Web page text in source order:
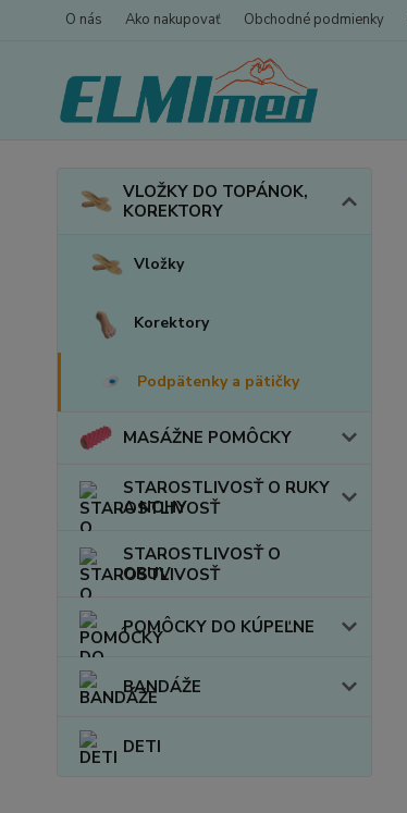
O nás Ako nakupovať Obchodné podmienky
VLOŽKY DO TOPÁNOK,
KOREKTORY
Vložky
Korektory
Podpätenky a pätičky
MASÁŽNE POMÔCKY
STAROSTLIVOSŤ O RUKY
A NOHY
STAROSTLIVOSŤ O
OBUV
POMÔCKY DO KÚPEĽNE
BANDÁŽE
DETI